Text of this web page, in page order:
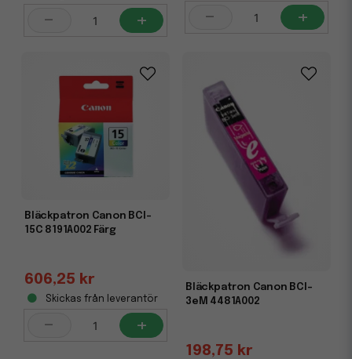
- + - +
Bläckpatron Canon BCI-
15C 8191A002 Färg
606,25 kr
Skickas från leverantör
- +
Bläckpatron Canon BCI-
3eM 4481A002
198,75 kr